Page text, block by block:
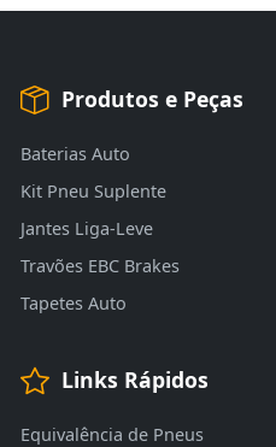
Produtos e Peças
Baterias Auto
Kit Pneu Suplente
Jantes Liga-Leve
Travões EBC Brakes
Tapetes Auto
Links Rápidos
Equivalência de Pneus